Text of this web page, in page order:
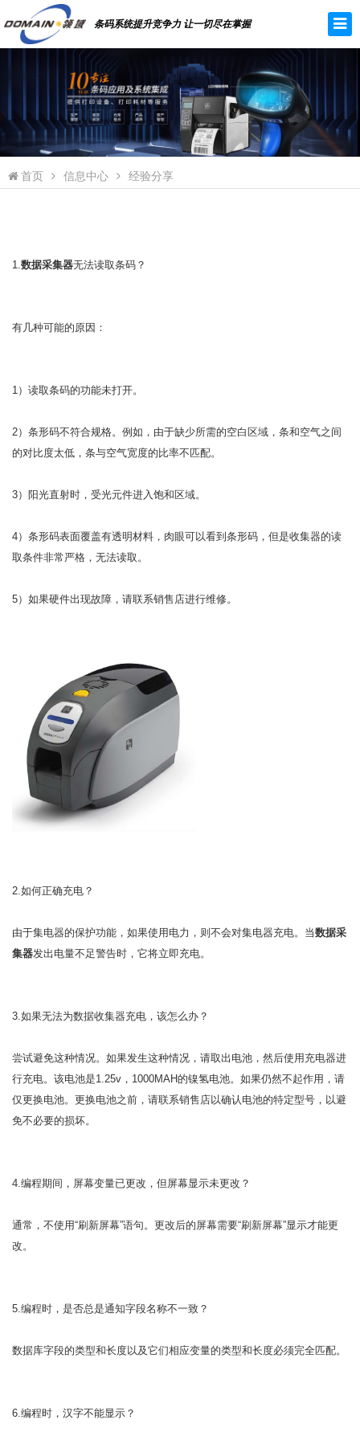
条码系统提升竞争力 让一切尽在掌握
首页 信息中心 经验分享
1.数据采集器无法读取条码？
有几种可能的原因：
1）读取条码的功能未打开。
2）条形码不符合规格。例如，由于缺少所需的空白区域，条和空气之间
的对比度太低，条与空气宽度的比率不匹配。
3）阳光直射时，受光元件进入饱和区域。
4）条形码表面覆盖有透明材料，肉眼可以看到条形码，但是收集器的读
取条件非常严格，无法读取。
5）如果硬件出现故障，请联系销售店进行维修。
2.如何正确充电？
由于集电器的保护功能，如果使用电力，则不会对集电器充电。当数据采
集器发出电量不足警告时，它将立即充电。
3.如果无法为数据收集器充电，该怎么办？
尝试避免这种情况。如果发生这种情况，请取出电池，然后使用充电器进
行充电。该电池是1.25v，1000MAH的镍氢电池。如果仍然不起作用，请
仅更换电池。更换电池之前，请联系销售店以确认电池的特定型号，以避
免不必要的损坏。
4.编程期间，屏幕变量已更改，但屏幕显示未更改？
通常，不使用“刷新屏幕”语句。更改后的屏幕需要“刷新屏幕”显示才能更
改。
5.编程时，是否总是通知字段名称不一致？
数据库字段的类型和长度以及它们相应变量的类型和长度必须完全匹配。
6.编程时，汉字不能显示？